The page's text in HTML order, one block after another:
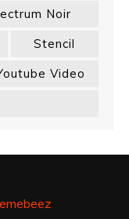
Noir
Stencil
Video